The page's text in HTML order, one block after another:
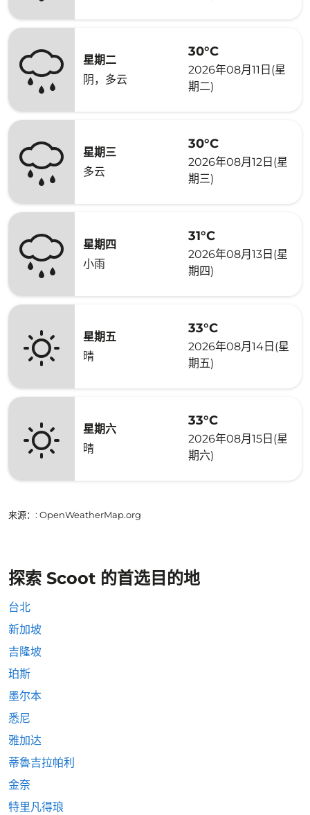
星期二
阴，多云
30°C
2026年08月11日(星
期二)
星期三
多云
30°C
2026年08月12日(星
期三)
星期四
小雨
31°C
2026年08月13日(星
期四)
星期五
晴
33°C
2026年08月14日(星
期五)
星期六
晴
33°C
2026年08月15日(星
期六)
来源： : OpenWeatherMap.org
探索 Scoot 的首选目的地
台北
新加坡
吉隆坡
珀斯
墨尔本
悉尼
雅加达
蒂魯吉拉帕利
金奈
特里凡得琅